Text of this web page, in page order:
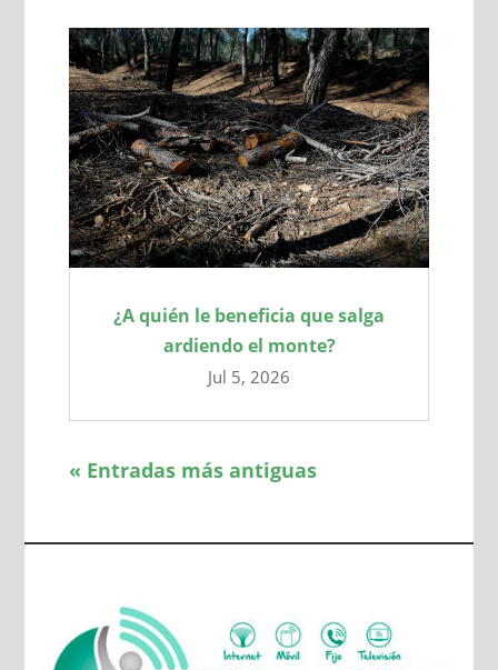
¿A quién le beneficia que salga
ardiendo el monte?
Jul 5, 2026
« Entradas más antiguas